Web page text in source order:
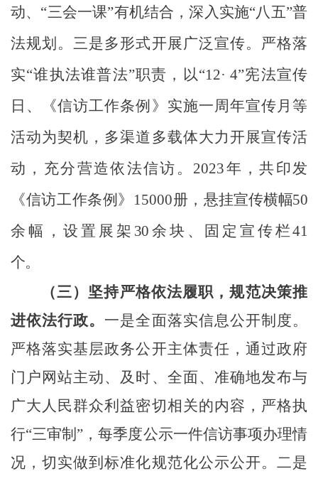
动、 “三会一课”有机结合，深入实施“八五”普
法规划 。 三是多形式开展广泛宣传。严格落
实“谁执法谁普法”职责 ，以“12· 4”宪法宣传
日、
《信访工作条例》 实施一周年宣传月等
活动为契机，多渠道多载体大力开展宣传活
动， 充分营造依法信访。 2023年，共 印发
《信访工作条例》 15000册，悬挂宣传横幅50
余幅 ，设置展架 30余块、固定宣传栏41
个。
（三） 坚持严格依法履职 ，规范决策推
进依法行政。 一是全面落实信息公开制度。
严格落实基层政务公开主体责任，通过政府
门户网站主动、及时、全面、准确地发布与
广大人民群众利益密切相关的内容 ， 严格执
行“三审制”，每季度公示一件信访事项办理情
况，切实做到标准化规范化公示公开。二是